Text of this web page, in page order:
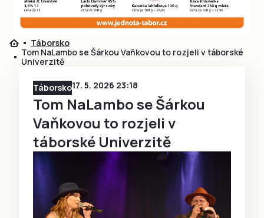
Ještě nemám účet, chci seRegistrovat
Táborsko
Tom NaLambo se Šárkou Vaňkovou to rozjeli v táborské
Univerzitě
Táborsko17. 5. 2026 23:18
Tom NaLambo se Šárkou
Vaňkovou to rozjeli v
táborské Univerzitě